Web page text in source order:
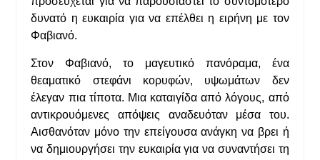
δυνατό η ευκαιρία για να επέλθει η ειρήνη με τον
Φαβιανό.
Στον Φαβιανό, το μαγευτικό πανόραμα, ένα
θεαματικό στεφάνι κορυφών, υψωμάτων δεν
έλεγαν πια τίποτα. Μια καταιγίδα από λόγους, από
αντικρουόμενες απόψεις αναδευόταν μέσα του.
Αισθανόταν μόνο την επείγουσα ανάγκη να βρει ή
να δημιουργήσει την ευκαιρία για να συναντήσει τη